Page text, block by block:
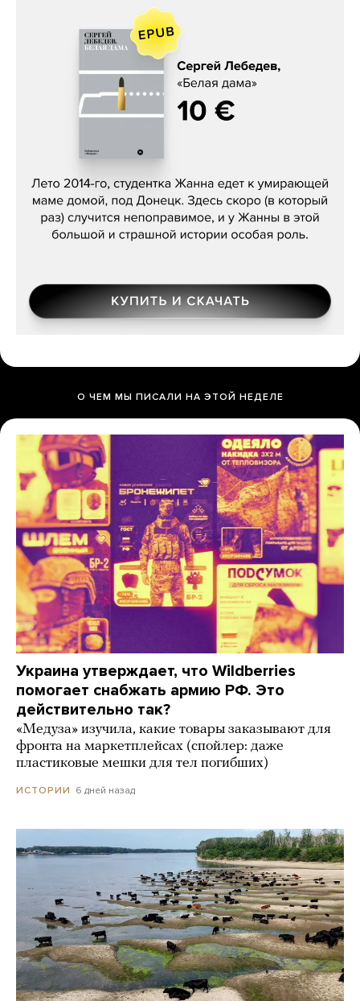
Сергей Лебедев, «Белая дама»
О ЧЕМ МЫ ПИСАЛИ НА ЭТОЙ НЕДЕЛЕ
Украина утверждает, что Wildberries
помогает снабжать армию РФ. Это
действительно так?
«Медуза» изучила, какие товары заказывают для
фронта на маркетплейсах (спойлер: даже
пластиковые мешки для тел погибших)
ИСТОРИИ 6 дней назад